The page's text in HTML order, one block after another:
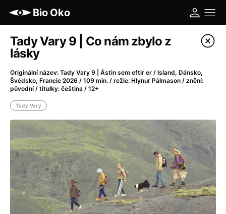
Bio Oko
Více
Filtrovat program
Tady Vary 9 | Co nám zbylo z
lásky
Originální název: Tady Vary 9 | Ástin sem eftir er / Island, Dánsko,
Švédsko, Francie 2026 / 109 min. / režie: Hlynur Pálmason / znění:
původní / titulky: čeština / 12+
Tady Vary